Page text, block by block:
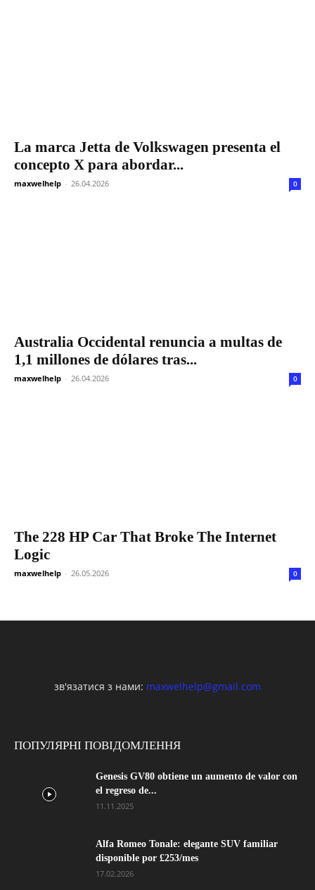
La marca Jetta de Volkswagen presenta el
concepto X para abordar...
maxwelhelp - 26.04.2026 0
Australia Occidental renuncia a multas de
1,1 millones de dólares tras...
maxwelhelp - 26.04.2026 0
The 228 HP Car That Broke The Internet
Logic
maxwelhelp - 26.05.2026 0
зв'язатися з нами: maxwelhelp@gmail.com
ПОПУЛЯРНІ ПОВІДОМЛЕННЯ
Genesis GV80 obtiene un aumento de valor con
el regreso de...
11.11.2025
Alfa Romeo Tonale: elegante SUV familiar
disponible por £253/mes
17.02.2026